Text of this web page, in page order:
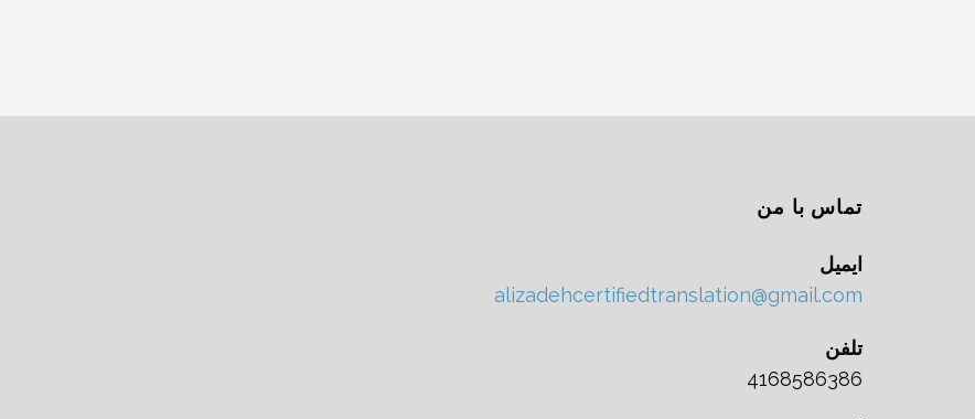
تماس با من
ایمیل
alizadehcertifiedtranslation@gmail.com
تلفن
4168586386